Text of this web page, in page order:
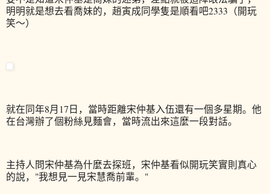
明明就是想去看喬妹的，趙寅成同學隻是順看吧2333（開玩
笑～）
就在同年8月17日，當時距離宋仲基入伍還有一個多星期。他
在台灣辦了個粉絲見麵會，當時流出來這麼一段對話。
主持人問宋仲基為什麼去探班，宋仲基看似開玩笑實則真心
的說，"我想見一見宋慧喬前輩。"